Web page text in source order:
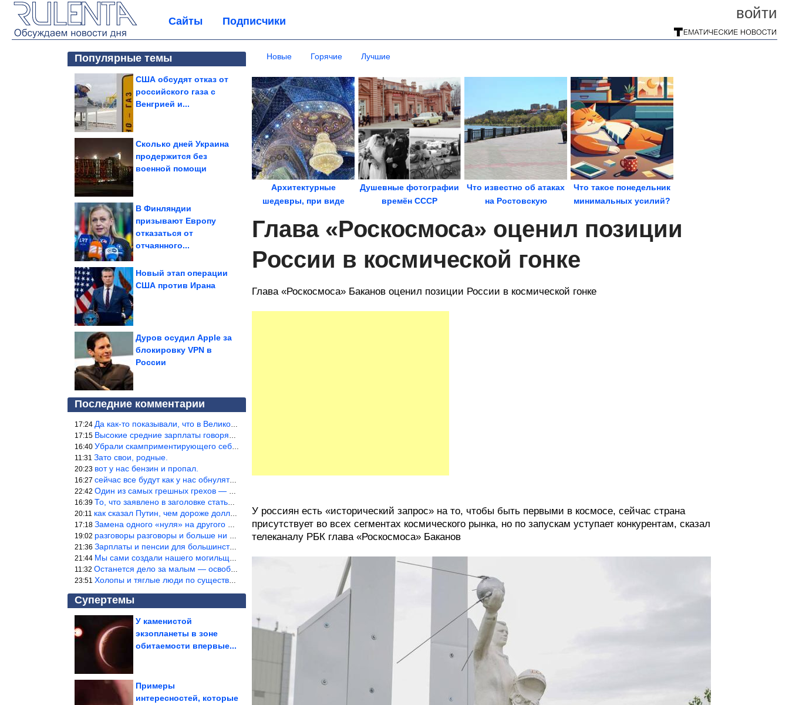
войти
Сайты Подписчики
Популярные темы
США обсудят отказ от
российского газа с
Венгрией и...
Сколько дней Украина
продержится без
военной помощи
В Финляндии
призывают Европу
отказаться от
отчаянного...
Новый этап операции
США против Ирана
Дуров осудил Apple за
блокировку VPN в
России
Последние комментарии
17:24 Да как-то показывали, что в Великобритании вообще корм для живот
17:15 Высокие средние зарплаты говорят о заоблачных зарплатах определё
16:40 Убрали скамприментирующего себя марианетку, кто будет следующим…
11:31 Зато свои, родные.
20:23 вот у нас бензин и пропал.
16:27 сейчас все будут как у нас обнуляться.
22:42 Один из самых грешных грехов — считать себя непогрешимым.
16:39 То, что заявлено в заголовке статьи противоречит утверждению &qu
20:11 как сказал Путин, чем дороже доллар тем дороже нефть продадим.
17:18 Замена одного «нуля» на другого «нуля» в рамках одной и той же с
19:02 разговоры разговоры и больше ни чего 9я часть балабола.
21:36 Зарплаты и пенсии для большинства населения в регионах нищенские
21:44 Мы сами создали нашего могильщика, это ИИ. Он нас и похоронит. М
11:32 Останется дело за малым — освободить планету Земля от глупого ви
23:51 Холопы и тяглые люди по существу одно и тоже. Буржуи и холопы сн
Супертемы
5 знаков зодиака,
чувствуют любую ложь
У каменистой
экзопланеты в зоне
обитаемости впервые...
Примеры
интересностей, которые
Новые Горячие Лучшие
Архитектурные
шедевры, при виде
Душевные фотографии
времён СССР
Что известно об атаках
на Ростовскую
Что такое понедельник
минимальных усилий?
Глава «Роскосмоса» оценил позиции
России в космической гонке
Глава «Роскосмоса» Баканов оценил позиции России в космической гонке
У россиян есть «исторический запрос» на то, чтобы быть первыми в космосе, сейчас страна
присутствует во всех сегментах космического рынка, но по запускам уступает конкурентам, сказал
телеканалу РБК глава «Роскосмоса» Баканов